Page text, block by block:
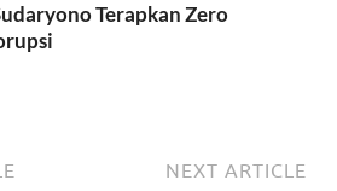
Terapkan Zero
NEXT ARTICLE